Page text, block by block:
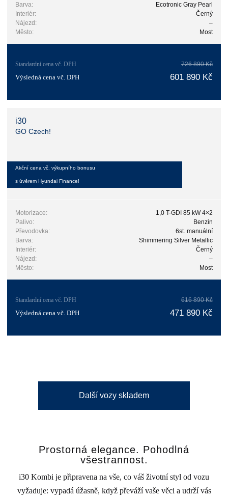
Barva:
Ecotronic Gray Pearl
Interiér:
Černý
Nájezd:
–
Město:
Most
Standardní cena vč. DPH 726 890 Kč
Výsledná cena vč. DPH 601 890 Kč
i30
GO Czech!
Akční cena vč. výkupního bonusu
s úvěrem Hyundai Finance!
Motorizace:
1,0 T-GDI 85 kW 4×2
Palivo:
Benzin
Převodovka:
6st. manuální
Barva:
Shimmering Silver Metallic
Interiér:
Černý
Nájezd:
–
Město:
Most
Standardní cena vč. DPH 616 890 Kč
Výsledná cena vč. DPH 471 890 Kč
Další vozy skladem
Prostorná elegance. Pohodlná
všestrannost.
i30 Kombi je připravena na vše, co váš životní styl od vozu
vyžaduje: vypadá úžasně, když převáží vaše věci a udrží vás